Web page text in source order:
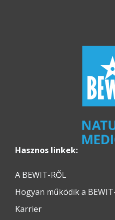
Hasznos linkek:
A BEWIT-RŐL
Hogyan működik a
Karrier